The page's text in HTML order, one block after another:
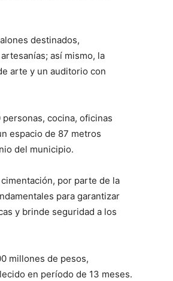
destinados,
así mismo, la
arte y un auditorio con
cocina, oficinas
espacio de 87 metros
del municipio.
por parte de la
para garantizar
y brinde seguridad a los
millones de pesos,
en período de 13 meses.